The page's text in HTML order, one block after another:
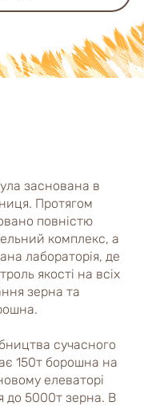
заснована в
Протягом
повністю
комплекс, а
лабораторія, де
якості на всіх
зерна та
сучасного
150т борошна на
елеваторі
до 5000т зерна. В